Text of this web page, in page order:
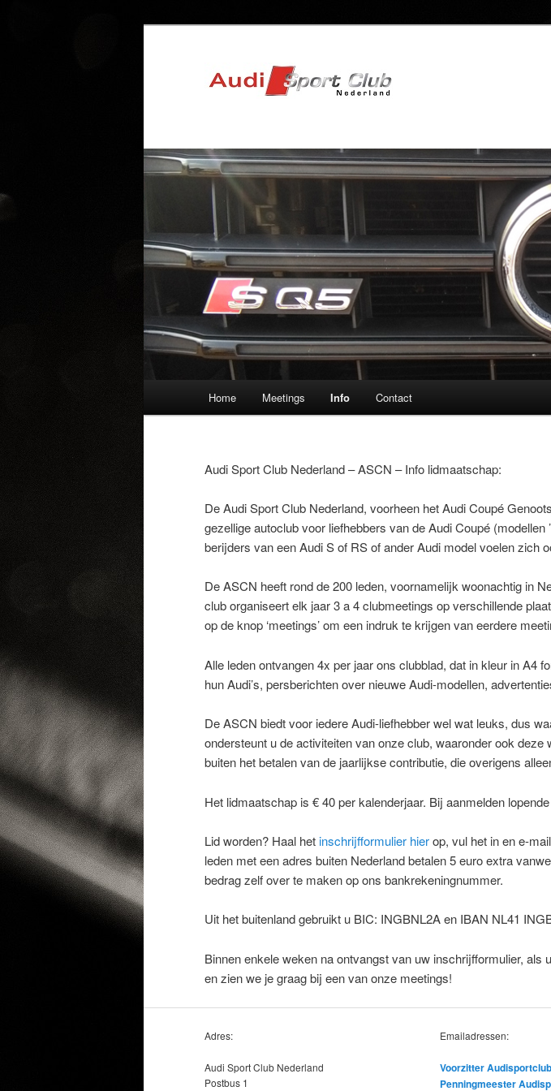
Spring
de
primaire
inhoud
Home Meetings Info Contact
Audi Sport Club Nederland – ASCN – Info lidmaatschap:
De Audi Sport Club Nederland, voorheen het Audi Coupé
gezellige autoclub voor liefhebbers van de Audi Coupé
berijders van een Audi S of RS of ander Audi model voelen zich
De ASCN heeft rond de 200 leden, voornamelijk woonachtig in
club organiseert elk jaar 3 a 4 clubmeetings op verschillende
op de knop ‘meetings’ om een indruk te krijgen van eerdere
Alle leden ontvangen 4x per jaar ons clubblad, dat in kleur in A4
hun Audi’s, persberichten over nieuwe Audi-modellen,
De ASCN biedt voor iedere Audi-liefhebber wel wat leuks, dus
ondersteunt u de activiteiten van onze club, waaronder ook
buiten het betalen van de jaarlijkse contributie, die overigens
Het lidmaatschap is € 40 per kalenderjaar. Bij aanmelden
Lid worden? Haal hetinschrijfformulier hierop, vul het in en e-
leden met een adres buiten Nederland betalen 5 euro extra
bedrag zelf over te maken op ons bankrekeningnummer.
Uit het buitenland gebruikt u BIC: INGBNL2A en IBAN NL41
Binnen enkele weken na ontvangst van uw inschrijfformulier,
en zien we je graag bij een van onze meetings!
Adres:
Audi Sport Club Nederland
Postbus 1
Emailadressen:
Voorzitter Audisportclub
Penningmeester